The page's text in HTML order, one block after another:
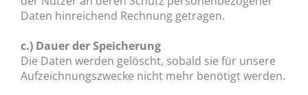
Daten hinreichend Rechnung getragen.
c.) Dauer der Speicherung
Die Daten werden gelöscht, sobald sie für unsere
Aufzeichnungszwecke nicht mehr benötigt werden.